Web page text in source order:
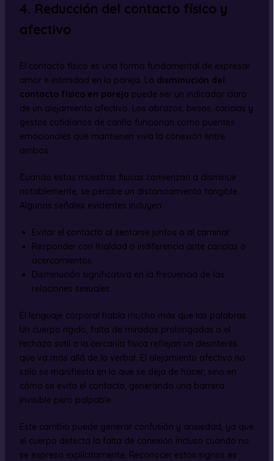
4. Reducción del contacto físico y
afectivo
El contacto físico es una forma fundamental de expresar
amor e intimidad en la pareja. La disminución del
contacto físico en pareja puede ser un indicador claro
de un alejamiento afectivo. Los abrazos, besos, caricias y
gestos cotidianos de cariño funcionan como puentes
emocionales que mantienen viva la conexión entre
ambos.
Cuando estas muestras físicas comienzan a disminuir
notablemente, se percibe un distanciamiento tangible.
Algunas señales evidentes incluyen:
Evitar el contacto al sentarse juntos o al caminar.
Responder con frialdad o indiferencia ante caricias o
acercamientos.
Disminución significativa en la frecuencia de las
relaciones sexuales.
El lenguaje corporal habla mucho más que las palabras.
Un cuerpo rígido, falta de miradas prolongadas o el
rechazo sutil a la cercanía física reflejan un desinterés
que va más allá de lo verbal. El alejamiento afectivo no
solo se manifiesta en lo que se deja de hacer, sino en
cómo se evita el contacto, generando una barrera
invisible pero palpable.
Este cambio puede generar confusión y ansiedad, ya que
el cuerpo detecta la falta de conexión incluso cuando no
se expresa explícitamente. Reconocer estos signos es